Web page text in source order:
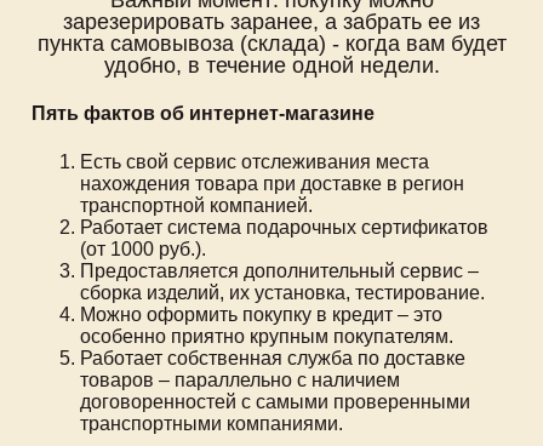
зарезерировать заранее, а забрать ее из
пункта самовывоза (склада) - когда вам будет
удобно, в течение одной недели.
Пять фактов об интернет-магазине
Есть свой сервис отслеживания места
нахождения товара при доставке в регион
транспортной компанией.
Работает система подарочных сертификатов
(от 1000 руб.).
Предоставляется дополнительный сервис –
сборка изделий, их установка, тестирование.
Можно оформить покупку в кредит – это
особенно приятно крупным покупателям.
Работает собственная служба по доставке
товаров – параллельно с наличием
договоренностей с самыми проверенными
транспортными компаниями.